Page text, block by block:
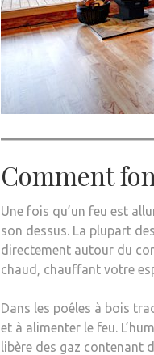
Comment
Une fois qu’un feu est
son dessus. La plupart
directement autour du
chaud, chauffant votre
Dans les poêles à bois
et à alimenter le feu.
libère des gaz contenant